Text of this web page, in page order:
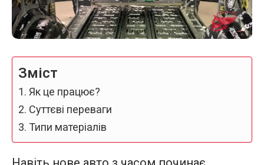
Зміст
Як це працює?
Суттєві переваги
Типи матеріалів